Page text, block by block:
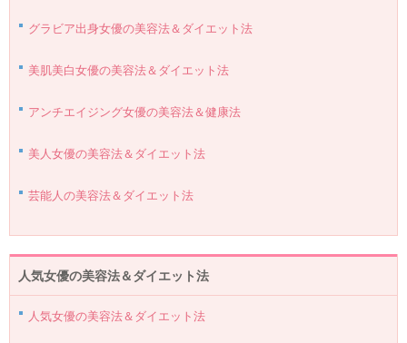
グラビア出身女優の美容法＆ダイエット法
美肌美白女優の美容法＆ダイエット法
アンチエイジング女優の美容法＆健康法
美人女優の美容法＆ダイエット法
芸能人の美容法＆ダイエット法
人気女優の美容法＆ダイエット法
人気女優の美容法＆ダイエット法